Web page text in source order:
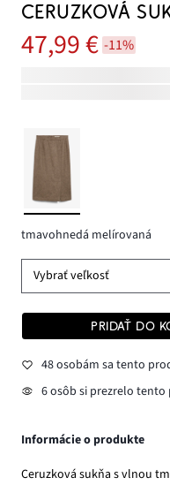
CERUZKOVÁ
47,99 € -11%
tmavohnedá melírovaná
Vybrať veľkosť
PRIDAŤ DO
48 osobám sa tento
6 osôb si prezrelo
Informácie o produkte
Ceruzková sukňa s vlnou